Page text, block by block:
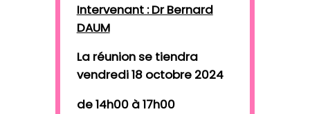
Intervenant : Dr Bernard
DAUM
La réunion se tiendra
vendredi 18 octobre 2024
de 14h00 à 17h00